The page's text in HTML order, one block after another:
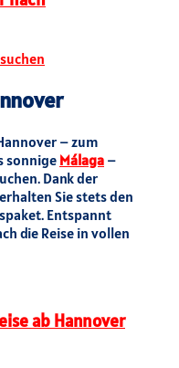
– zum
sonnige Málaga –
Dank der
Sie stets den
Entspannt
die Reise in vollen
ab Hannover